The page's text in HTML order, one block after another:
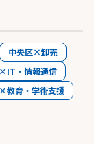
中央区×卸売
・情報通信
教育・学術支援